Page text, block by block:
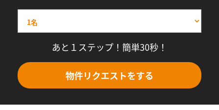
あと１ステップ！簡単30秒！
物件リクエストをする